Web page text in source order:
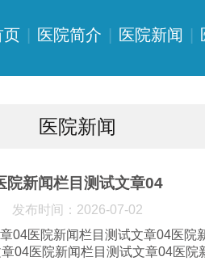
页 医院简介 医院新闻
医院新闻
院新闻栏目测试文章04
发布时间：2026-07-02
04医院新闻栏目测试文章04医院
04医院新闻栏目测试文章04医